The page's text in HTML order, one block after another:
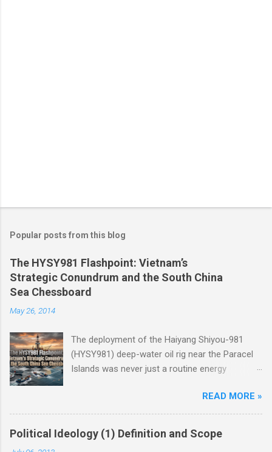
Popular posts from this blog
The HYSY981 Flashpoint: Vietnam’s
Strategic Conundrum and the South China
Sea Chessboard
May 26, 2014
The deployment of the Haiyang Shiyou-981
(HYSY981) deep-water oil rig near the Paracel
Islands was never just a routine energy
masterclass in China’s gray-zone tactics ,
meticulously engineered to test the breaking
points of both Vietnam and ASEAN. The
ultimate conundrum for Hanoi and the wider
READ MORE »
Political Ideology (1) Definition and Scope